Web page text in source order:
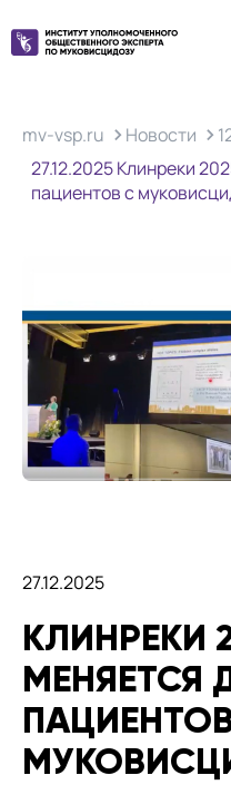
mv-vsp.ru Новости
27.12.2025 Клинреки
пациентов с
27.12.2025
КЛИНРЕКИ
МЕНЯЕТСЯ